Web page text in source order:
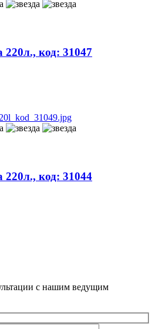
220л., код: 31047
220л., код: 31044
с нашим ведущим